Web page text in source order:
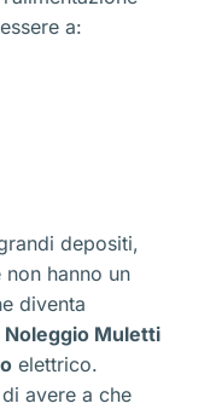
a:
depositi,
hanno un
diventa
Noleggio Muletti
elettrico.
avere a che